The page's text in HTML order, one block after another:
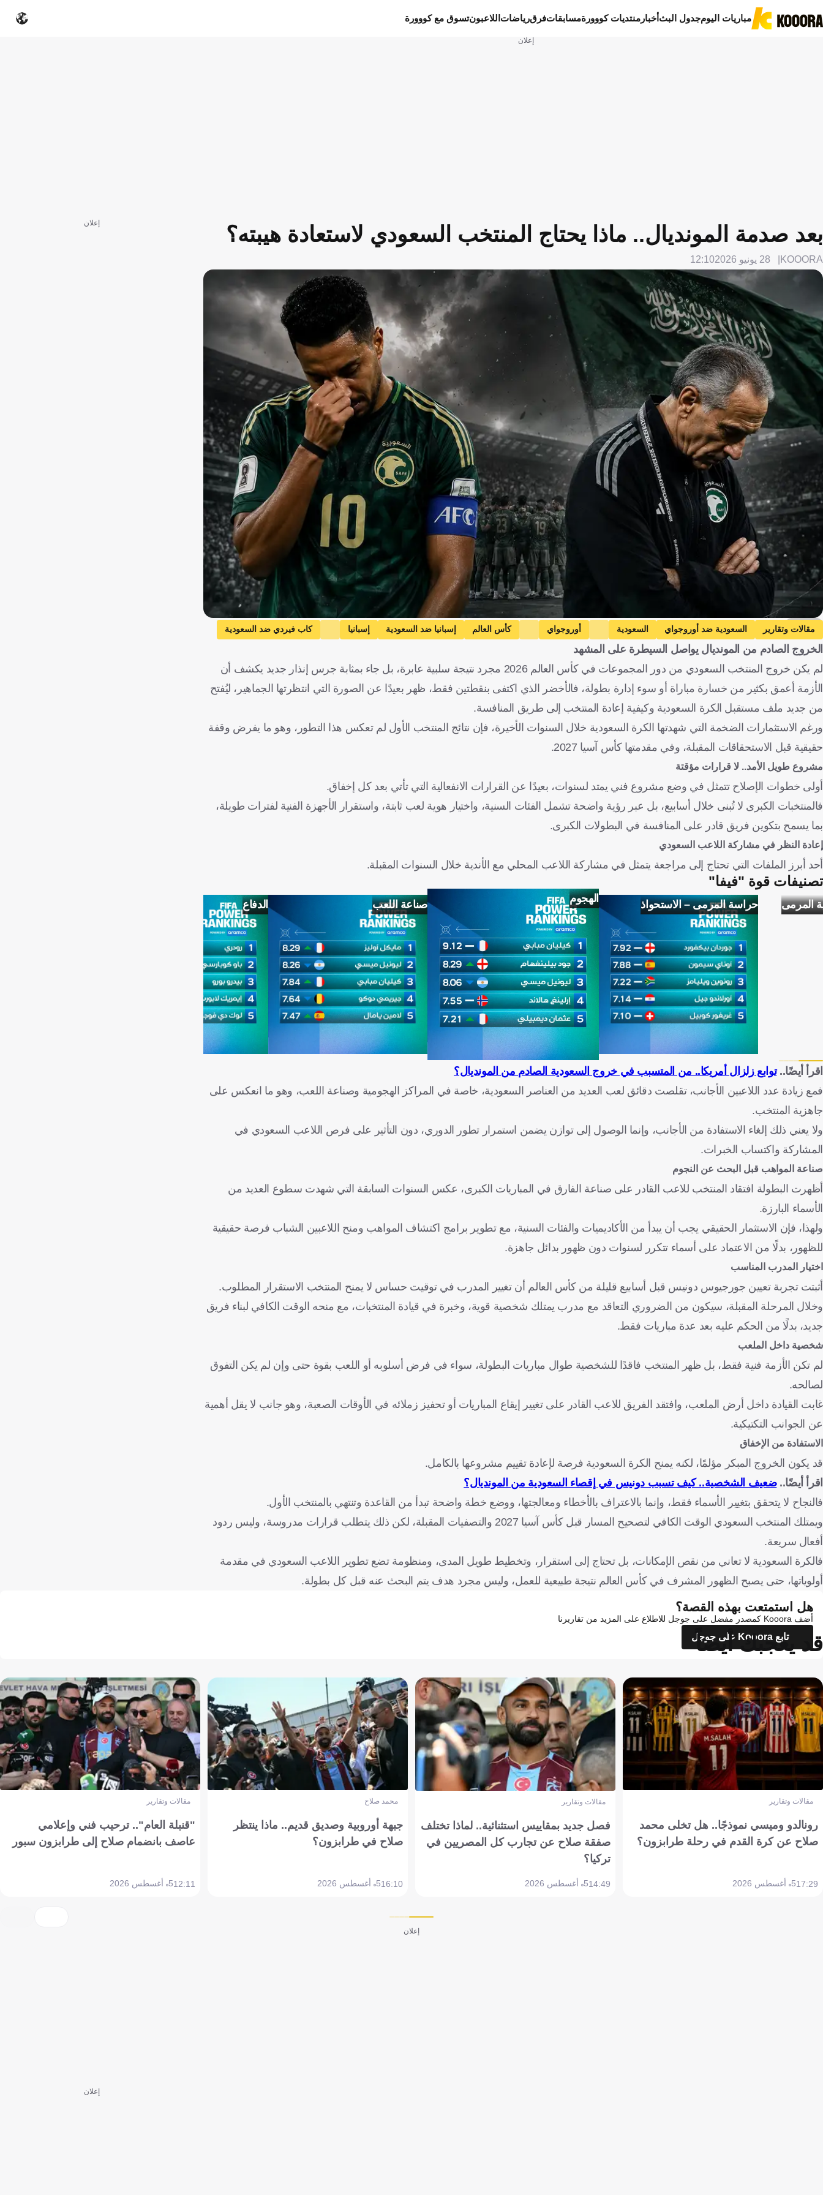
مباريات اليومجدول البثأخبار منتديات كووورةمسابقاتفرقرياضات اللاعبونتسوق مع كووورة
إعلان
بعد صدمة المونديال.. ماذا يحتاج المنتخب السعودي لاستعادة هيبته؟
KOOORA 28 يونيو 2026 12:10
kooora
مقالات وتقارير السعودية ضد أوروجواي السعودية أوروجواي كأس العالم إسبانيا ضد السعودية إسبانيا
كاب فيردي ضد السعودية
كاب فيردي
المملكة العربية السعودية أورغواي الولايات المتحدةالخروج الصادم من المونديال يواصل السيطرة على المشهد
لم يكن خروج المنتخب السعودي من دور المجموعات في كأس العالم 2026 مجرد نتيجة سلبية عابرة، بل جاء بمثابة جرس إنذار جديد يكشف أن
الأزمة أعمق بكثير من خسارة مباراة أو سوء إدارة بطولة، فالأخضر الذي اكتفى بنقطتين فقط، ظهر بعيدًا عن الصورة التي انتظرتها الجماهير، ليُفتح
من جديد ملف مستقبل الكرة السعودية وكيفية إعادة المنتخب إلى طريق المنافسة.
ورغم الاستثمارات الضخمة التي شهدتها الكرة السعودية خلال السنوات الأخيرة، فإن نتائج المنتخب الأول لم تعكس هذا التطور، وهو ما يفرض وقفة
حقيقية قبل الاستحقاقات المقبلة، وفي مقدمتها كأس آسيا 2027.
مشروع طويل الأمد.. لا قرارات مؤقتة
أولى خطوات الإصلاح تتمثل في وضع مشروع فني يمتد لسنوات، بعيدًا عن القرارات الانفعالية التي تأتي بعد كل إخفاق.
فالمنتخبات الكبرى لا تُبنى خلال أسابيع، بل عبر رؤية واضحة تشمل الفئات السنية، واختيار هوية لعب ثابتة، واستقرار الأجهزة الفنية لفترات طويلة،
بما يسمح بتكوين فريق قادر على المنافسة في البطولات الكبرى.
إعادة النظر في مشاركة اللاعب السعودي
أحد أبرز الملفات التي تحتاج إلى مراجعة يتمثل في مشاركة اللاعب المحلي مع الأندية خلال السنوات المقبلة.
تصنيفات قوة "فيفا"
المرمى حراسة المرمى – الاستحواذ الهجوم صناعة اللعب الدفاع
اقرأ أيضًا..توابع زلزال أمريكا.. من المتسبب في خروج السعودية الصادم من المونديال؟
فمع زيادة عدد اللاعبين الأجانب، تقلصت دقائق لعب العديد من العناصر السعودية، خاصة في المراكز الهجومية وصناعة اللعب، وهو ما انعكس على
جاهزية المنتخب.
ولا يعني ذلك إلغاء الاستفادة من الأجانب، وإنما الوصول إلى توازن يضمن استمرار تطور الدوري، دون التأثير على فرص اللاعب السعودي في
المشاركة واكتساب الخبرات.
صناعة المواهب قبل البحث عن النجوم
أظهرت البطولة افتقاد المنتخب للاعب القادر على صناعة الفارق في المباريات الكبرى، عكس السنوات السابقة التي شهدت سطوع العديد من
الأسماء البارزة.
ولهذا، فإن الاستثمار الحقيقي يجب أن يبدأ من الأكاديميات والفئات السنية، مع تطوير برامج اكتشاف المواهب ومنح اللاعبين الشباب فرصة حقيقية
للظهور، بدلًا من الاعتماد على أسماء تتكرر لسنوات دون ظهور بدائل جاهزة.
اختيار المدرب المناسب
أثبتت تجربة تعيين جورجيوس دونيس قبل أسابيع قليلة من كأس العالم أن تغيير المدرب في توقيت حساس لا يمنح المنتخب الاستقرار المطلوب.
وخلال المرحلة المقبلة، سيكون من الضروري التعاقد مع مدرب يمتلك شخصية قوية، وخبرة في قيادة المنتخبات، مع منحه الوقت الكافي لبناء فريق
جديد، بدلًا من الحكم عليه بعد عدة مباريات فقط.
شخصية داخل الملعب
لم تكن الأزمة فنية فقط، بل ظهر المنتخب فاقدًا للشخصية طوال مباريات البطولة، سواء في فرض أسلوبه أو اللعب بقوة حتى وإن لم يكن التفوق
لصالحه.
غابت القيادة داخل أرض الملعب، وافتقد الفريق للاعب القادر على تغيير إيقاع المباريات أو تحفيز زملائه في الأوقات الصعبة، وهو جانب لا يقل أهمية
عن الجوانب التكتيكية.
الاستفادة من الإخفاق
قد يكون الخروج المبكر مؤلمًا، لكنه يمنح الكرة السعودية فرصة لإعادة تقييم مشروعها بالكامل.
اقرأ أيضًا..ضعيف الشخصية.. كيف تسبب دونيس في إقصاء السعودية من المونديال؟
فالنجاح لا يتحقق بتغيير الأسماء فقط، وإنما بالاعتراف بالأخطاء ومعالجتها، ووضع خطة واضحة تبدأ من القاعدة وتنتهي بالمنتخب الأول.
ويمتلك المنتخب السعودي الوقت الكافي لتصحيح المسار قبل كأس آسيا 2027 والتصفيات المقبلة، لكن ذلك يتطلب قرارات مدروسة، وليس ردود
أفعال سريعة.
فالكرة السعودية لا تعاني من نقص الإمكانات، بل تحتاج إلى استقرار، وتخطيط طويل المدى، ومنظومة تضع تطوير اللاعب السعودي في مقدمة
أولوياتها، حتى يصبح الظهور المشرف في كأس العالم نتيجة طبيعية للعمل، وليس مجرد هدف يتم البحث عنه قبل كل بطولة.
إعلان
هل استمتعت بهذه القصة؟
أضف Kooora كمصدر مفضل على جوجل للاطلاع على المزيد من تقاريرنا
تابع Kooora على جوجل
قد يعجبك أيضاً
مقالات وتقارير
رونالدو وميسي نموذجًا.. هل تخلى محمد
صلاح عن كرة القدم في رحلة طرابزون؟
17:295 أغسطس 2026
مقالات وتقارير
فصل جديد بمقاييس استثنائية.. لماذا تختلف
صفقة صلاح عن تجارب كل المصريين في
تركيا؟
14:495 أغسطس 2026
محمد صلاح
جبهة أوروبية وصديق قديم.. ماذا ينتظر
صلاح في طرابزون؟
16:105 أغسطس 2026
مقالات وتقارير
"قنبلة العام".. ترحيب فني وإعلامي
عاصف بانضمام صلاح إلى طرابزون سبور
12:115 أغسطس 2026
إعلان
إعلان